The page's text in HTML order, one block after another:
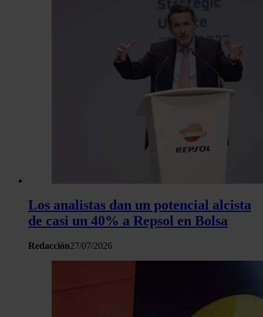
Los analistas dan un potencial alcista
de casi un 40% a Repsol en Bolsa
Redacción27/07/2026